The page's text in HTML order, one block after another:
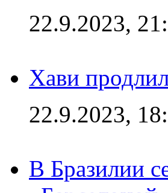
22.9.2023,
Хави
22.9.2023,
В Бразилии